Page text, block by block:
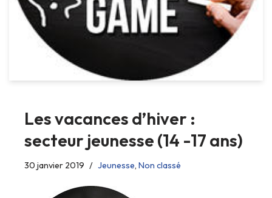
Les vacances d’hiver :
secteur jeunesse (14 -17 ans)
30 janvier 2019 Jeunesse, Non classé